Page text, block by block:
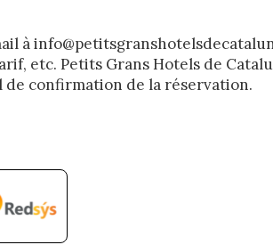
à
etc. Petits Grans Hotels de
confirmation de la réservation.